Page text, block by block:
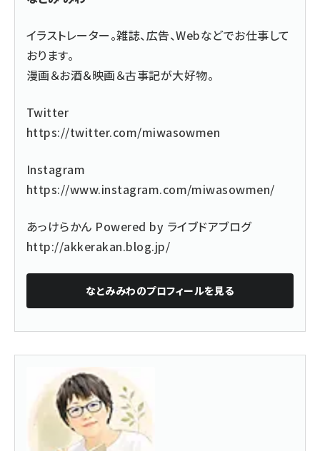
イラストレーター。雑誌、広告、Webなどでお仕事して
おります。
漫画＆お酒＆映画＆古事記が大好物。
Twitter
https://twitter.com/miwasowmen
Instagram
https://www.instagram.com/miwasowmen/
あっけらかん Powered by ライブドアブログ
http://akkerakan.blog.jp/
なとみみわのプロフィールを見る